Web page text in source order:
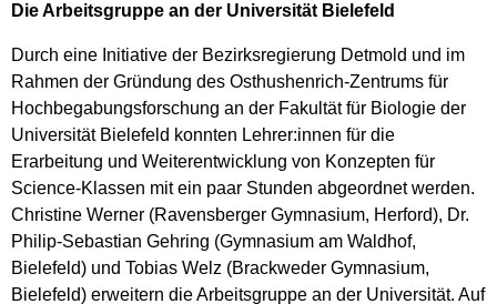
Die Arbeitsgruppe an der Universität Bielefeld
Durch eine Initiative der Bezirksregierung Detmold und im
Rahmen der Gründung des Osthushenrich-Zentrums für
Hochbegabungsforschung an der Fakultät für Biologie der
Universität Bielefeld konnten Lehrer:innen für die
Erarbeitung und Weiterentwicklung von Konzepten für
Science-Klassen mit ein paar Stunden abgeordnet werden.
Christine Werner (Ravensberger Gymnasium, Herford), Dr.
Philip-Sebastian Gehring (Gymnasium am Waldhof,
Bielefeld) und Tobias Welz (Brackweder Gymnasium,
Bielefeld) erweitern die Arbeitsgruppe an der Universität. Auf